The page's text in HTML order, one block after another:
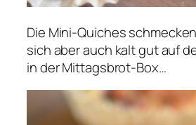
Die Mini-Quiches
sich aber auch kalt gut auf
in der Mittagsbrot-Box…